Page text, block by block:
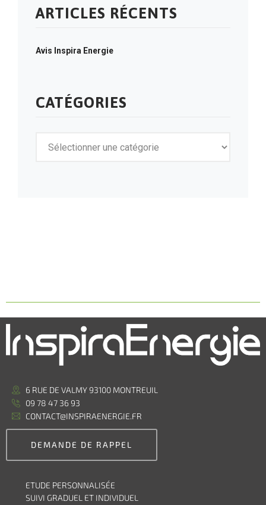
ARTICLES RÉCENTS
Avis Inspira Energie
CATÉGORIES
6 RUE DE VALMY 93100 MONTREUIL
09 78 47 36 93
CONTACT@INSPIRAENERGIE.FR
DEMANDE DE RAPPEL
ETUDE PERSONNALISÉE
SUIVI GRADUEL ET INDIVIDUEL